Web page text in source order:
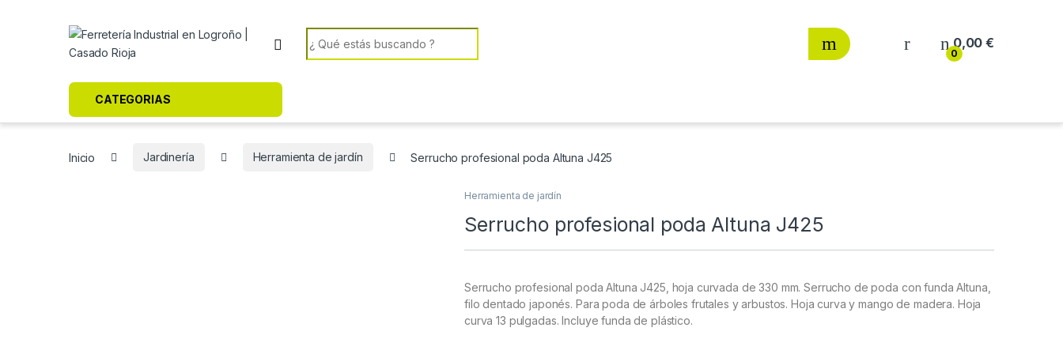
Search for:
0
0,00€
CATEGORIAS
Inicio Jardinería Herramienta de jardín Serrucho profesional poda Altuna J425
Herramienta de jardín
Serrucho profesional poda Altuna J425
Serrucho profesional poda Altuna J425, hoja curvada de 330 mm. Serrucho de poda con funda Altuna,
filo dentado japonés. Para poda de árboles frutales y arbustos. Hoja curva y mango de madera. Hoja
curva 13 pulgadas. Incluye funda de plástico.